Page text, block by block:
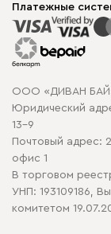
Способы оплаты
Рассрочка и
Гарантия
Карта сайта
Политика
Политика в
Корпусная мебель
Распродажа
Платежные
ООО «ДИВАН
Юридический
13-9
Почтовый адрес:
офис 1
В торговом
УНП: 193109186,
комитетом